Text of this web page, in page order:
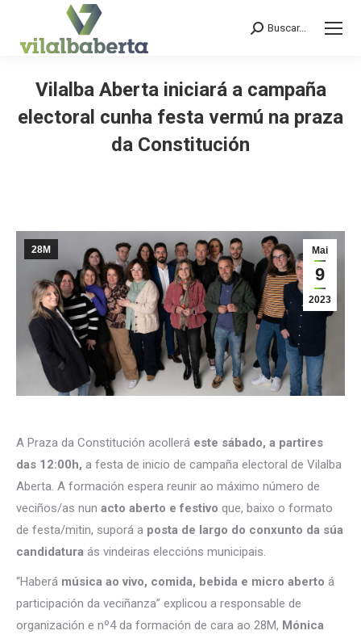
Search:
Buscar...
Vilalba Aberta iniciará a campaña
electoral cunha festa vermú na praza
da Constitución
Mai
9
2023
28M
A Praza da Constitución acollerá este sábado, a partires
das 12:00h, a festa de inicio de campaña electoral de Vilalba
Aberta. A formación espera reunir ao máximo número de
veciños/as nun acto aberto e festivo que, baixo o formato
de festa/mitin, suporá a posta de largo do conxunto da súa
candidatura ás vindeiras eleccións municipais.
“Haberá música ao vivo, comida, bebida e micro aberto á
participación da veciñanza” explicou a responsable de
organización e nº4 da formación de cara ao 28M, Mónica